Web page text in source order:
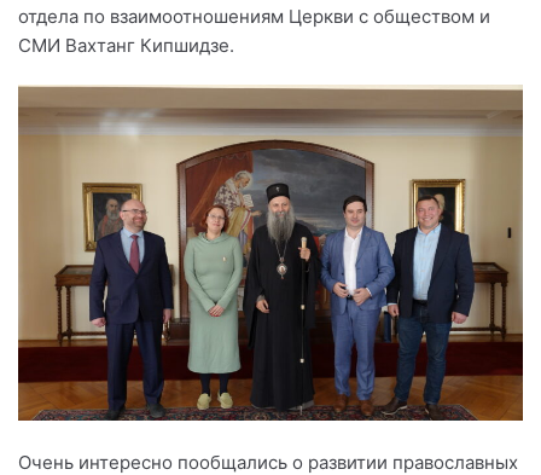
отдела по взаимоотношениям Церкви с обществом и
СМИ Вахтанг Кипшидзе.
Очень интересно пообщались о развитии православных